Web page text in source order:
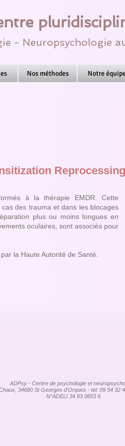
Nos méthodes Notre
- Neuropsychologie
à la thérapie EMDR. Cette
des trauma et dans les blocages
plus ou moins longues en
oculaires, sont associés pour
la Haute Autorité de Santé.
ADPsy - Centre de psychologie et
34680 St Georges d'Orques - tel: 09 54 32
N°ADELI 34 93 0853 6